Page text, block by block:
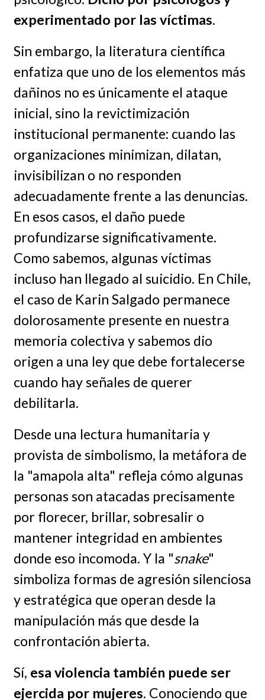
experimentado por las víctimas.
Sin embargo, la literatura científica
enfatiza que uno de los elementos más
dañinos no es únicamente el ataque
inicial, sino la revictimización
institucional permanente: cuando las
organizaciones minimizan, dilatan,
invisibilizan o no responden
adecuadamente frente a las denuncias.
En esos casos, el daño puede
profundizarse significativamente.
Como sabemos, algunas víctimas
incluso han llegado al suicidio. En Chile,
el caso de Karin Salgado permanece
dolorosamente presente en nuestra
memoria colectiva y sabemos dio
origen a una ley que debe fortalecerse
cuando hay señales de querer
debilitarla.
Desde una lectura humanitaria y
provista de simbolismo, la metáfora de
la "amapola alta" refleja cómo algunas
personas son atacadas precisamente
por florecer, brillar, sobresalir o
mantener integridad en ambientes
donde eso incomoda. Y la "snake"
simboliza formas de agresión silenciosa
y estratégica que operan desde la
manipulación más que desde la
confrontación abierta.
Sí, esa violencia también puede ser
ejercida por mujeres. Conociendo que